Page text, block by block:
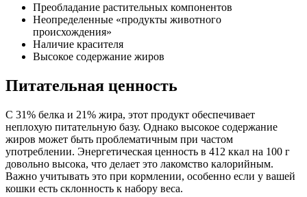
Преобладание растительных компонентов
Неопределенные «продукты животного
происхождения»
Наличие красителя
Высокое содержание жиров
Питательная ценность
С 31% белка и 21% жира, этот продукт обеспечивает
неплохую питательную базу. Однако высокое содержание
жиров может быть проблематичным при частом
употреблении. Энергетическая ценность в 412 ккал на 100 г
довольно высока, что делает это лакомство калорийным.
Важно учитывать это при кормлении, особенно если у вашей
кошки есть склонность к набору веса.